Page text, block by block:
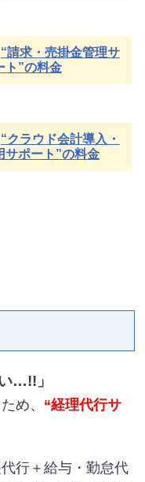
“請求・売掛金管理サ
ト”の料金
“クラウド会計導入・
サポート”の料金
…!!」
め、 “経理代行サ
行＋給与・勤怠代